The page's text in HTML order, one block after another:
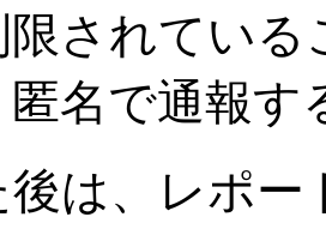
限されてい
名で通報す
後は、レポ